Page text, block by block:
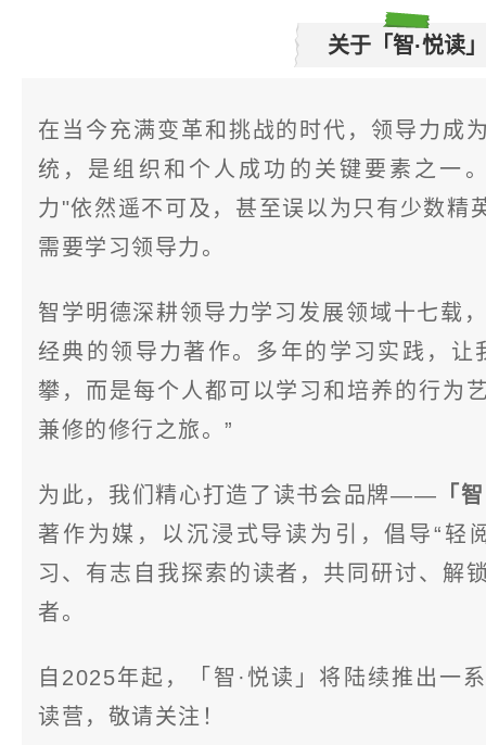
关于「智·悦读」
在当今充满变革和挑战的时代，领导力成
统，是组织和个人成功的关键要素之一
力"依然遥不可及，甚至误以为只有少数精
需要学习领导力。
智学明德深耕领导力学习发展领域十七载
经典的领导力著作。多年的学习实践，让
攀，而是每个人都可以学习和培养的行为
兼修的修行之旅。”
为此，我们精心打造了读书会品牌—— 「
著作为媒，以沉浸式导读为引，倡导“轻
习、有志自我探索的读者，共同研讨、解
者。
自2025年起，「智·悦读」将陆续推出一
读营，敬请关注！